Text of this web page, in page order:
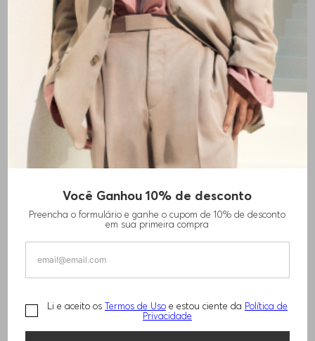
Você Ganhou 10% de desconto
Preencha o formulário e ganhe o cupom de 10% de desconto
em sua primeira compra
Li e aceito os Termos de Uso e estou ciente da Política de
Privacidade
VESTIDO DE AJUSTE SLIM COM DETALHE
DE LAÇO
R$ 1.610,00
TAMANHO -40 Informações do Tamanho